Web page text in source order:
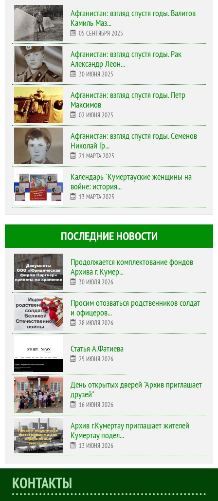
Афганистан: взгляд спустя годы. Валитов
Камиль Маз...
05 СЕНТЯБРЯ 2025
Афганистан: взгляд спустя годы. Рак
Александр Леон...
30 ИЮНЯ 2025
Афганистан: взгляд спустя годы. Петр
Максимов
02 ИЮНЯ 2025
Афганистан: взгляд спустя годы. Семенов
Николай Гр...
21 МАРТА 2025
Календарь "Кумертауские женщины на
войне: история...
13 МАРТА 2025
ПОСЛЕДНИЕ НОВОСТИ
Продолжается комплектование фондов
Архива г. Кумер...
30 ИЮЛЯ 2026
Просим отозваться родственников солдат
и офицеров...
28 ИЮЛЯ 2026
Статья А.Фатиева
25 ИЮНЯ 2026
День открытых дверей "Архив приглашает
друзей"
16 ИЮНЯ 2026
Архив г.Кумертау приглашает жителей
Кумертау подел...
13 ИЮНЯ 2026
КОНТАКТЫ